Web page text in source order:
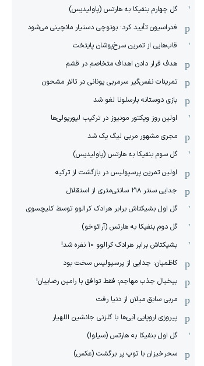
گل چهارم بنفیکا به هارتس (پاولیدیس)
فدراسیون تأیید کرد: بونوچی دستیار مانچینی می‌شود
قاب‌هایی از تمرین سرخ‌پوشان پایتخت
هدف قرار دادن اهداف متخاصم در قشم
‏تمرینات نفس‌گیر سرمربی یونانی در تالار مشحون
بازی دوستانه بارسلونا لغو شد
اولین روز ویکتور مونیوز در ترکیب لیورپولی‌ها
مجری مشهور مربی لیگ یک شد
گل سوم بنفیکا به هارتس (پاولیدیس)
اولین تمرین پرسپولیس در بازگشت از ترکیه
جدایی سنتر ۲۱۸ سانتی‌متری از استقلال
گل اول بشیکتاش برابر هرادک کرالوو توسط کلیچسوی
گل دوم بنفیکا به هارتس (آرائوخو)
بشیکتاش برابر هرادک کرالوو 10 نفره شد!
کاظمیان: جدایی از پرسپولیس سخت بود
بیخیال جذب مهاجم: فقط توافق با رامین رضاییان!
مربی سابق میلان از دنیا رفت
پیروزی اروپایی آبی‌ها با گلزنی جانشین اللهیار
گل اول بنفیکا به هارتس (سیلوا)
سحرخیزان با توپ پر برگشت (عکس)